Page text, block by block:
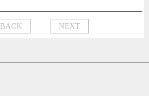
BACK NEXT